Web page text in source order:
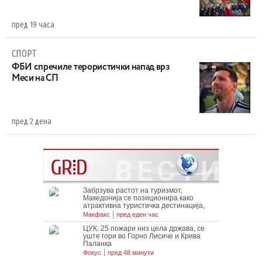
пред 19 часа
СПОРТ
ФБИ спречиле терористички напад врз
Меси на СП
пред 2 дена